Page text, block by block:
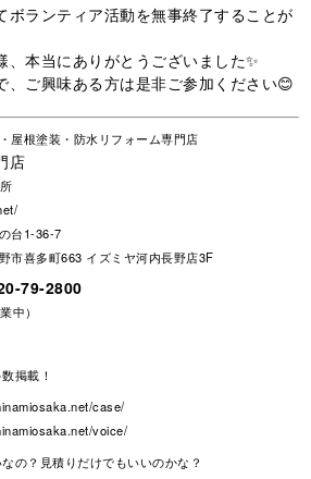
ボランティア活動を無事終了することが
、本当にありがとうございました✨
、ご興味ある方は是非ご参加ください😊
屋根塗装・防水リフォーム専門店
店
台1-36-7
市喜多町663 イズミヤ河内長野店3F
79-2800
中）
掲載！
case/
voice/
の？見積りだけでもいいのかな？